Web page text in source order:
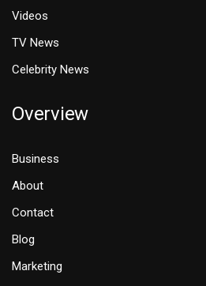
Videos
TV News
Celebrity News
Overview
Business
About
Contact
Blog
Marketing